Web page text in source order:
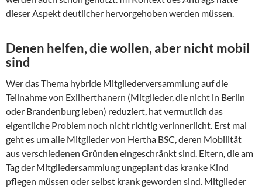
dieser Aspekt deutlicher hervorgehoben werden müssen.
Denen helfen, die wollen, aber nicht mobil
sind
Wer das Thema hybride Mitgliederversammlung auf die
Teilnahme von Exilherthanern (Mitglieder, die nicht in Berlin
oder Brandenburg leben) reduziert, hat vermutlich das
eigentliche Problem noch nicht richtig verinnerlicht. Erst mal
geht es um alle Mitglieder von Hertha BSC, deren Mobilität
aus verschiedenen Gründen eingeschränkt sind. Eltern, die am
Tag der Mitgliedersammlung ungeplant das kranke Kind
pflegen müssen oder selbst krank geworden sind. Mitglieder